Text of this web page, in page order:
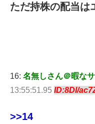
ただ持株の配当は
16: 名無しさん＠暇な
13:55:51.95 ID:8Dl/
>>14